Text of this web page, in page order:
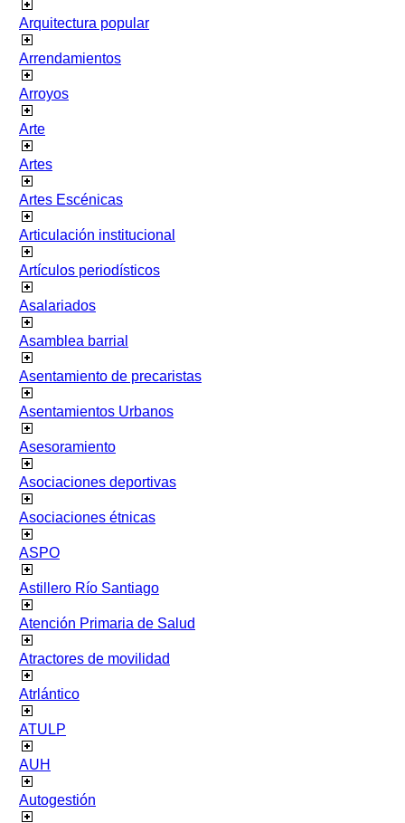
Arquitectura popular
Arrendamientos
Arroyos
Arte
Artes
Artes Escénicas
Articulación institucional
Artículos periodísticos
Asalariados
Asamblea barrial
Asentamiento de precaristas
Asentamientos Urbanos
Asesoramiento
Asociaciones deportivas
Asociaciones étnicas
ASPO
Astillero Río Santiago
Atención Primaria de Salud
Atractores de movilidad
Atrlántico
ATULP
AUH
Autogestión